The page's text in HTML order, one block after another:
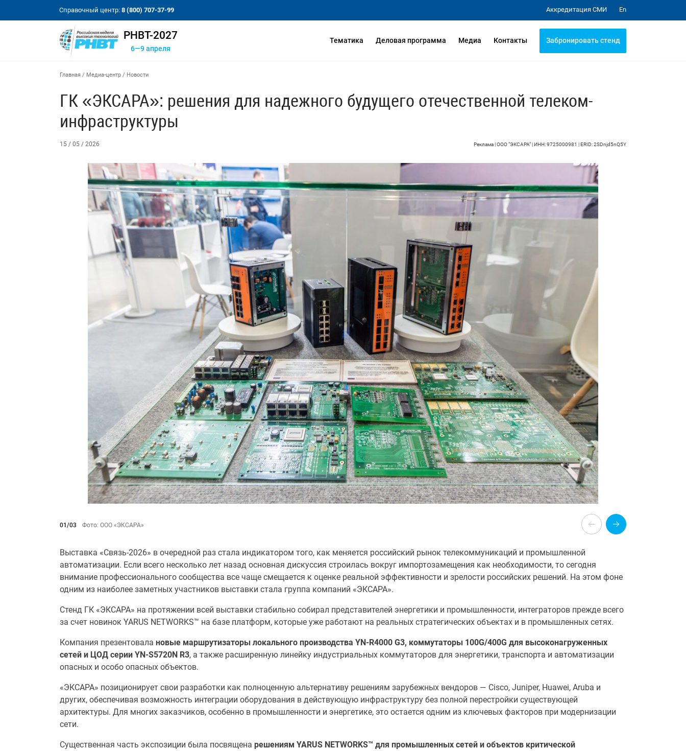
Справочный центр: 8 (800) 707-37-99 Аккредитация СМИ En
РНВТ-2027
6—9 апреля
Тематика Деловая программа Медиа Контакты Забронировать стенд
Главная / Медиа-центр / Новости
ГК «ЭКСАРА»: решения для надежного будущего отечественной телеком-
инфраструктуры
15 / 05 / 2026 Реклама | ООО "ЭКСАРА" | ИНН: 9725000981 | ERID: 2SDnjd5nQ5Y
01/03 Фото: ООО «ЭКСАРА»
Выставка «Связь-2026» в очередной раз стала индикатором того, как меняется российский рынок телекоммуникаций и промышленной
автоматизации. Если всего несколько лет назад основная дискуссия строилась вокруг импортозамещения как необходимости, то сегодня
внимание профессионального сообщества все чаще смещается к оценке реальной эффективности и зрелости российских решений. На этом фоне
одним из наиболее заметных участников выставки стала группа компаний «ЭКСАРА».
Стенд ГК «ЭКСАРА» на протяжении всей выставки стабильно собирал представителей энергетики и промышленности, интеграторов прежде всего
за счет новинок YARUS NETWORKS™ на базе платформ, которые уже работают на реальных стратегических объектах и в промышленных сетях.
Компания презентовала новые маршрутизаторы локального производства YN-R4000 G3, коммутаторы 100G/400G для высоконагруженных
сетей и ЦОД серии YN-S5720N R3, а также расширенную линейку индустриальных коммутаторов для энергетики, транспорта и автоматизации
опасных и особо опасных объектов.
«ЭКСАРА» позиционирует свои разработки как полноценную альтернативу решениям зарубежных вендоров — Cisco, Juniper, Huawei, Aruba и
других, обеспечивая возможность интеграции оборудования в действующую инфраструктуру без полной перестройки существующей
архитектуры. Для многих заказчиков, особенно в промышленности и энергетике, это остается одним из ключевых факторов при модернизации
сети.
Существенная часть экспозиции была посвящена решениям YARUS NETWORKS™ для промышленных сетей и объектов критической